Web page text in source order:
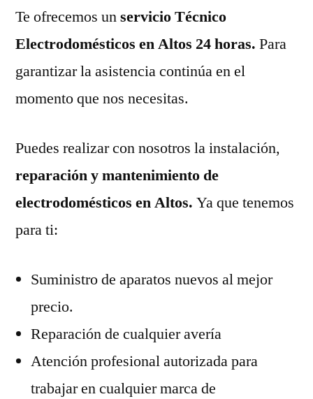
Te ofrecemos unservicio Técnico
Electrodomésticos en Altos 24 horas. Para
garantizar la asistencia continúa en el
momento que nos necesitas.
Puedes realizar con nosotros la instalación,
reparación y mantenimiento de
electrodomésticos en Altos. Ya que tenemos
para ti:
Suministro de aparatos nuevos al mejor
precio.
Reparación de cualquier avería
Atención profesional autorizada para
trabajar en cualquier marca de